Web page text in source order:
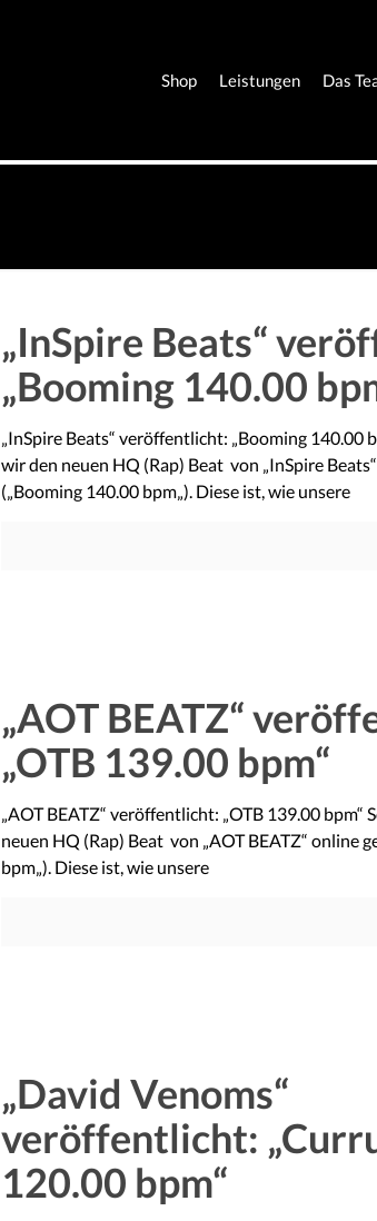
Shop Leistungen Das
„InSpire Beats“
„Booming 140.00
„InSpire Beats“ veröffentlicht: „Booming 140.00
wir den neuen HQ (Rap) Beat von „InSpire
(„Booming 140.00 bpm„). Diese ist, wie unsere
„AOT BEATZ“
„OTB 139.00 bpm“
„AOT BEATZ“ veröffentlicht: „OTB 139.00 bpm“
neuen HQ (Rap) Beat von „AOT BEATZ“ online
bpm„). Diese ist, wie unsere
„David Venoms“
veröffentlicht:
120.00 bpm“